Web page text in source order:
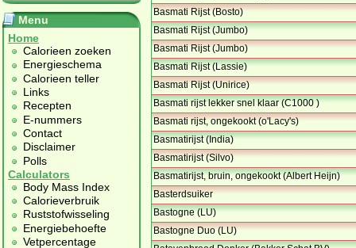
Menu
Home
Calorieen zoeken
Energieschema
Calorieen teller
Links
Recepten
E-nummers
Contact
Disclaimer
Polls
Calculators
Body Mass Index
Calorieverbruik
Ruststofwisseling
Energiebehoefte
Vetpercentage
Basmati Rijst (Bosto)
Basmati Rijst (Jumbo)
Basmati Rijst (Jumbo)
Basmati Rijst (Lassie)
Basmati Rijst (Unirice)
Basmati rijst lekker snel klaar (C1000 )
Basmati rijst, ongekookt (o'Lacy's)
Basmatirijst (India)
Basmatirijst (Silvo)
Basmatirijst, bruin, ongekookt (Albert Heijn)
Basterdsuiker
Bastogne (LU)
Bastogne Duo (LU)